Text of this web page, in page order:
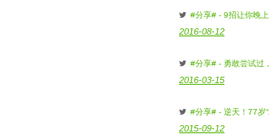
#分享# - 9招让你晚
2016-08-12
#分享# - 勇敢尝试过
2016-03-15
#分享# - 逆天！77岁“
2015-09-12